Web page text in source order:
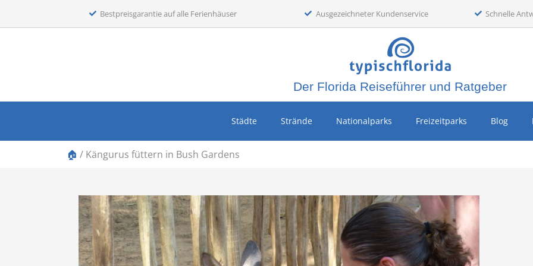
Bestpreisgarantie auf alle Ferienhäuser Ausgezeichneter Kundenservice Schnelle
Der Florida Reiseführer und Ratgeber
Städte Strände Nationalparks Freizeitparks Blog
🏠 / Kängurus füttern in Bush Gardens